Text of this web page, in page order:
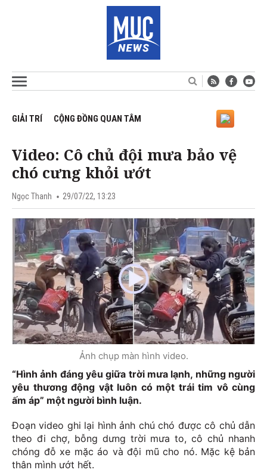
GIẢI TRÍ CỘNG ĐỒNG QUAN TÂM
Video: Cô chủ đội mưa bảo vệ
chó cưng khỏi ướt
Ngọc Thanh 29/07/22, 13:23
Ảnh chụp màn hình video.
“Hình ảnh đáng yêu giữa trời mưa lạnh, những người
yêu thương động vật luôn có một trái tim vô cùng
ấm áp” một người bình luận.
Đoạn video ghi lại hình ảnh chú chó được cô chủ dẫn
theo đi chợ, bỗng dưng trời mưa to, cô chủ nhanh
chóng đỗ xe mặc áo và đội mũ cho nó. Mặc kệ bản
thân mình ướt hết.